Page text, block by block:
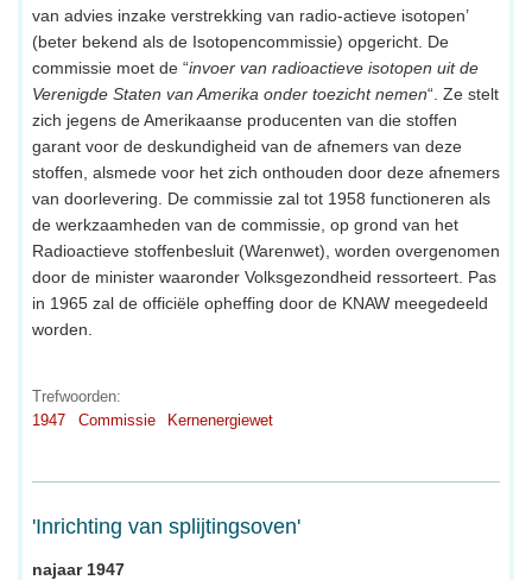
van advies inzake verstrekking van radio-actieve isotopen’
(beter bekend als de Isotopencommissie) opgericht. De
commissie moet de “invoer van radioactieve isotopen uit de
Verenigde Staten van Amerika onder toezicht nemen“. Ze stelt
zich jegens de Amerikaanse producenten van die stoffen
garant voor de deskundigheid van de afnemers van deze
stoffen, alsmede voor het zich onthouden door deze afnemers
van doorlevering. De commissie zal tot 1958 functioneren als
de werkzaamheden van de commissie, op grond van het
Radioactieve stoffenbesluit (Warenwet), worden overgenomen
door de minister waaronder Volksgezondheid ressorteert. Pas
in 1965 zal de officiële opheffing door de KNAW meegedeeld
worden.
Trefwoorden:
1947
Commissie Kernenergiewet
'Inrichting van splijtingsoven'
najaar 1947